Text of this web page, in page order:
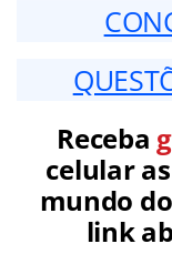
Receba
celular
mundo
link